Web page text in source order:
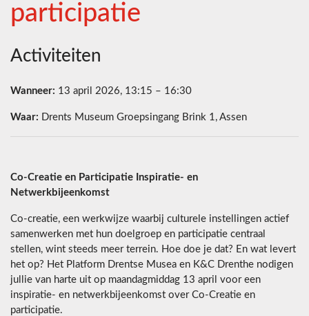
participatie
Activiteiten
Wanneer: 13 april 2026, 13:15 – 16:30
Waar: Drents Museum Groepsingang Brink 1, Assen
Co-Creatie en Participatie Inspiratie- en
Netwerkbijeenkomst
Co-creatie, een werkwijze waarbij culturele instellingen actief
samenwerken met hun doelgroep en participatie centraal
stellen, wint steeds meer terrein. Hoe doe je dat? En wat levert
het op? Het Platform Drentse Musea en K&C Drenthe nodigen
jullie van harte uit op maandagmiddag 13 april voor een
inspiratie- en netwerkbijeenkomst over Co-Creatie en
participatie.